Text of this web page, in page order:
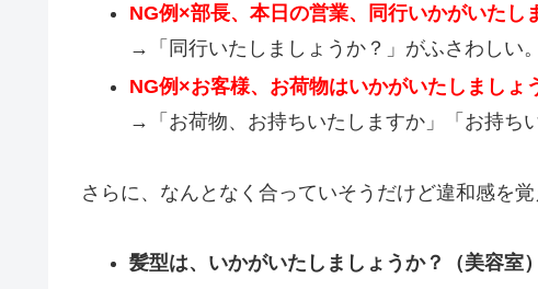
NG例×部長、本日の営業、同行いかがいたし
→「同行いたしましょうか？」がふさわしい。
NG例×お客様、お荷物はいかがいたしましょ
→「お荷物、お持ちいたしますか」「お持ち
さらに、なんとなく合っていそうだけど違和感を覚
髪型は、いかがいたしましょうか？（美容室）